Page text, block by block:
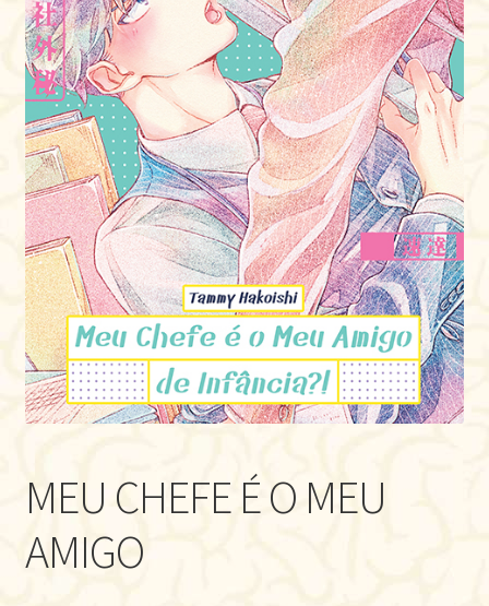
MEU CHEFE É O MEU
AMIGO